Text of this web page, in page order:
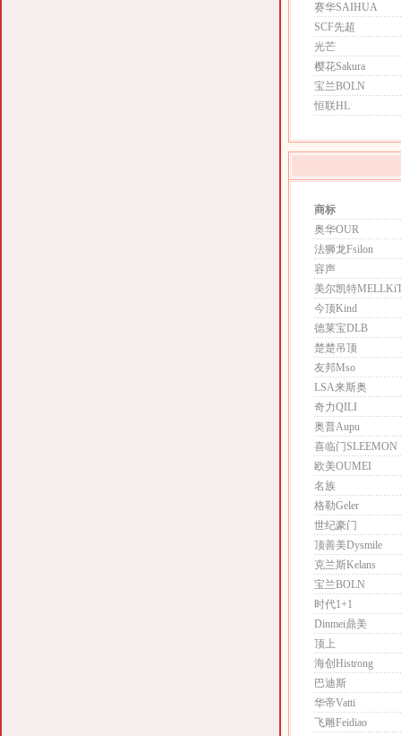
赛华SAIHUA
SCF先超
光芒
樱花Sakura
宝兰BOLN
恒联HL
商标
奥华OUR
法狮龙Fsilon
容声
美尔凯特
今顶Kind
德莱宝DLB
楚楚吊顶
友邦Mso
LSA来斯奥
奇力QILI
奥普Aupu
喜临门SLEEMON
欧美OUMEI
名族
格勒Geler
世纪豪门
顶善美Dysmile
克兰斯Kelans
宝兰BOLN
时代1+1
Dinmei鼎美
顶上
海创Histrong
巴迪斯
华帝Vatti
飞雕Feidiao